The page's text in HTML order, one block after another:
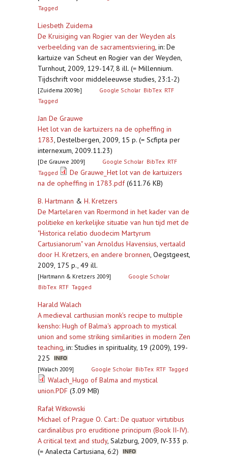
Tagged
Liesbeth Zuidema
De Kruisiging van Rogier van der Weyden als
verbeelding van de sacramentsviering, in: De
kartuize van Scheut en Rogier van der Weyden,
Turnhout, 2009, 129-147, 8 ill. (= Millennium.
Tijdschrift voor middeleeuwse studies, 23:1-2)
[Zuidema 2009b] Google Scholar BibTex RTF
Tagged
Jan De Grauwe
Het lot van de kartuizers na de opheffing in
1783, Destelbergen, 2009, 15 p. (= Scfipta per
internexum, 2009.11.23)
[De Grauwe 2009] Google Scholar BibTex RTF
Tagged
De Grauwe_Het lot van de kartuizers
na de opheffing in 1783.pdf(611.76 KB)
B. Hartmann & H. Kretzers
De Martelaren van Roermond in het kader van de
politieke en kerkelijke situatie van hun tijd met de
"Historica relatio duodecim Martyrum
Cartusianorum" van Arnoldus Havensius, vertaald
door H. Kretzers, en andere bronnen, Oegstgeest,
2009, 175 p., 49 ill.
[Hartmann & Kretzers 2009]
Google Scholar
BibTex RTF Tagged
Harald Walach
A medieval carthusian monk’s recipe to multiple
kensho: Hugh of Balma's approach to mystical
union and some striking similarities in modern Zen
teaching, in: Studies in spirituality, 19 (2009), 199-
225
[Walach 2009] Google Scholar BibTex RTF Tagged
Walach_Hugo of Balma and mystical
union.PDF (3.09 MB)
Rafał Witkowski
Michael of Prague O. Cart.: De quatuor virtutibus
cardinalibus pro eruditione principum (Book II‐IV).
A critical text and study, Salzburg, 2009, IV-333 p.
(= Analecta Cartusiana, 6:2)